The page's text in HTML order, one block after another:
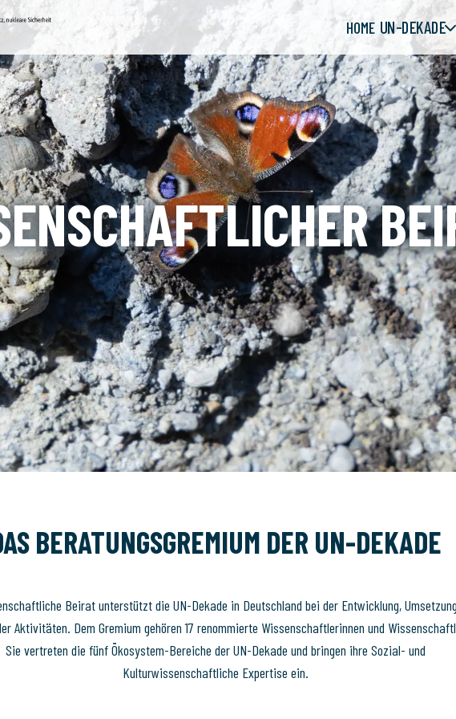
HOME UN-DEKADE
BERATUNGSGREMIUM DER UN-DEKADE
Beirat unterstützt die UN-Dekade in Deutschland bei der Entwicklung,
Aktivitäten. Dem Gremium gehören 17 renommierte Wissenschaftlerinnen und
Sie vertreten die fünf Ökosystem-Bereiche der UN-Dekade und bringen ihre Sozial- und
Kulturwissenschaftliche Expertise ein.